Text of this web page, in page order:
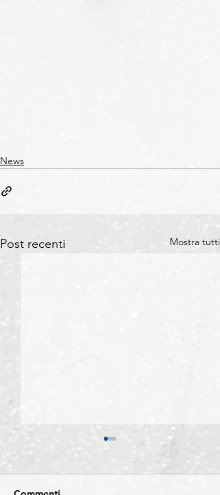
News
Post recenti Mostra tutti